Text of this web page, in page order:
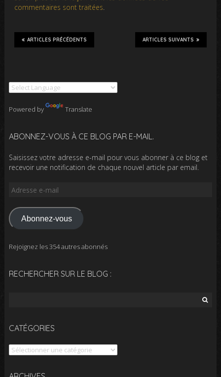
commentaires sont traitées.
ARTICLES SUIVANTS
ARTICLES PRÉCÉDENTS
Powered by Translate
ABONNEZ-VOUS À CE BLOG PAR E-MAIL.
Saisissez votre adresse e-mail pour vous abonner à ce blog et
recevoir une notification de chaque nouvel article par email.
Adresse
mail
Abonnez-vous
Rejoignez les 354 autres abonnés
RECHERCHER SUR LE BLOG :
CATÉGORIES
Catégories
Archives